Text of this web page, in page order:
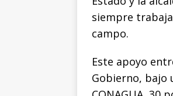
siempre
campo.
Este apoyo
Gobierno, bajo